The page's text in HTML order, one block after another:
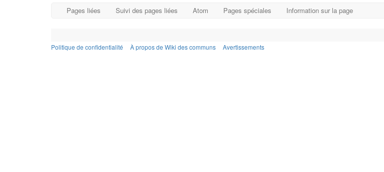
Pages liées Suivi des pages liées Atom Pages spéciales Information sur la page
Politique de confidentialité À propos de Wiki des communs Avertissements